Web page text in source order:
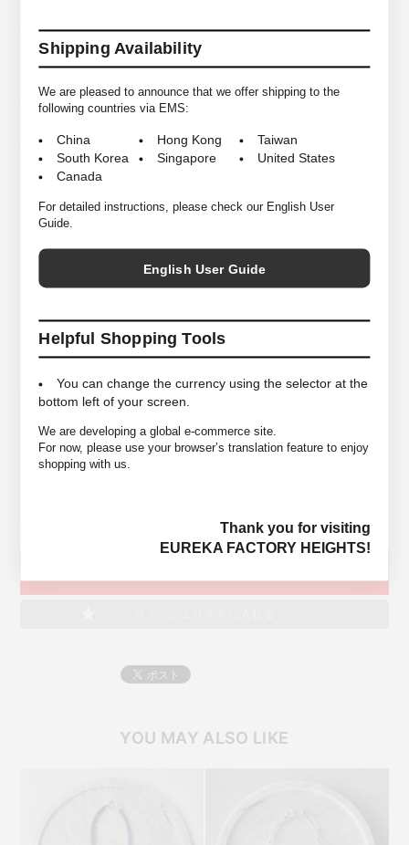
Shipping Availability
We are pleased to announce that we offer shipping to the
following countries via EMS:
China Hong Kong
Taiwan
South Korea
Singapore
United States
Canada
For detailed instructions, please check our English User
Guide.
English User Guide
Helpful Shopping Tools
You can change the currency using the selector at the
bottom left of your screen.
We are developing a global e-commerce site.
For now, please use your browser’s translation feature to enjoy
shopping with us.
Thank you for visiting
EUREKA FACTORY HEIGHTS!
拘り続けており、ヨーロッパではビジネスラインの紳士ソックスやストッ
キングに定評があるブランドです。
元々、トレッキングやウォーキング用として開発された「WALKIE」は、踵
部分からつま先部分にかけてパイル地を使用することで足底をしっかりサ
す。また人間工学に基づいて開発された左右非対称の構造は抜群のフィッ
ト感があり、それぞれ左右を履き間違えないようにLとRマークが入ってい
ます。登山やトレッキング・ハイキングなどのアウトドアには勿論、サン
ダルやブーツに合わせて日常使いにも最適なアイテムです。
*商品は実店舗と在庫を共有しており常に変動がございます。
Men's ＜42-43(26～27.5cm)＞
COLORS Mix Grey, Jeans, Charcoal Grey
YOU MAY ALSO LIKE